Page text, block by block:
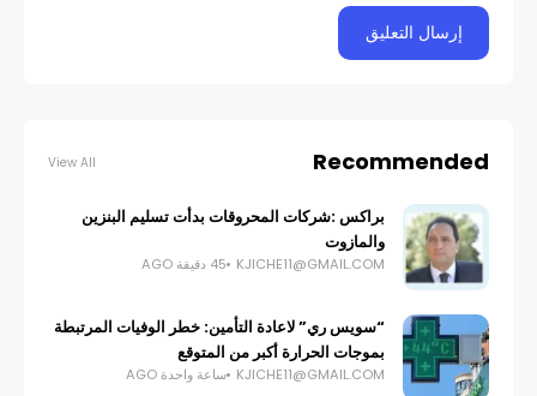
Recommended
View All
براكس :شركات المحروقات بدأت تسليم البنزين
والمازوت
KJICHE11@GMAIL.COM 45 دقيقة AGO
“سويس ري” لاعادة التأمين: خطر الوفيات المرتبطة
بموجات الحرارة أكبر من المتوقع
KJICHE11@GMAIL.COM ساعة واحدة AGO